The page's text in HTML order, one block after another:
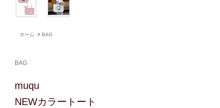
ホーム > BAG
BAG
muqu
NEWカラートート